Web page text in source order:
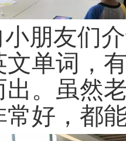
朋友们
单词，
。虽然
好，都